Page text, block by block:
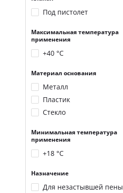
Под пистолет
Максимальная температура
применения
+40 °С
Материал основания
Металл
Пластик
Стекло
Минимальная температура
применения
+18 °С
Назначение
Для незастывшей пены